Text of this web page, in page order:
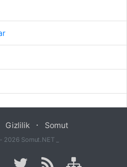
Gizlilik ⋅ Somut
Somut.NET _